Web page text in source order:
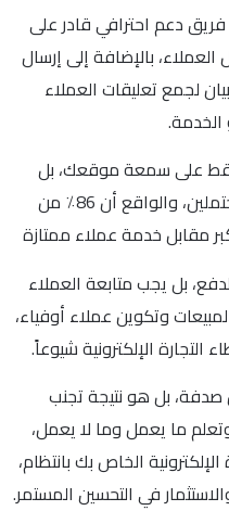
دعم احترافي قادر على
بالإضافة إلى إرسال
لجمع تعليقات العملاء
فقط على سمعة موقعك، بل
تؤدي مباشرة إلى خسارة عملاء محتملين، والواقع أن 86٪ من
مقابل خدمة عملاء ممتازة
بل يجب متابعة العملاء
وتكوين عملاء أوفياء،
الإلكترونية شيوعاً.
صدفة، بل هو نتيجة تجنب
وتعلم ما يعمل وما لا يعمل،
الخاص بك بانتظام،
في التحسين المستمر.